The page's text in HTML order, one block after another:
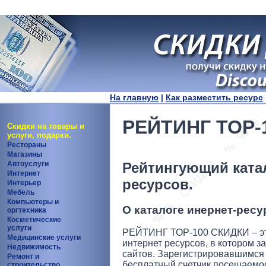
На главную | Как разместить ресурс
Скидки на товары и
услуги, подарки.
Рестораны
Магазины
Автоуслуги
Интернет
Интерьер
Мебель
Компьютеры и
оргтехника
Косметические
услуги
Медицинские услуги
Недвижимость
Ремонт и
РЕЙТИНГ
Рейтингующий
ресурсов.
О каталоге инернет-
РЕЙТИНГ ТОР-100 СКИДКИ –
интернет ресурсов, в котором
сайтов. Зарегистрировавшимся